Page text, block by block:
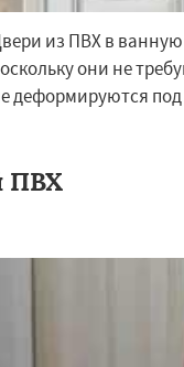
из ПВХ в
они не
деформируются
ПВХ